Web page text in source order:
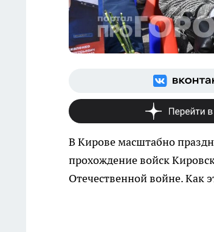
В Кирове масштабно
прохождение войск
Отечественной войне. Как